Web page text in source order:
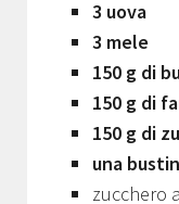
3 uova
3 mele
150 g di
150 g di
150 g di
una
zucchero